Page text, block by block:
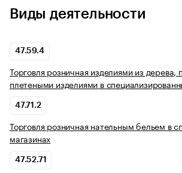
Виды деятельности
47.59.4
Торговля розничная изделиями из дерева,
плетеными изделиями в
47.71.2
Торговля розничная нательным бельем в
магазинах
47.52.71